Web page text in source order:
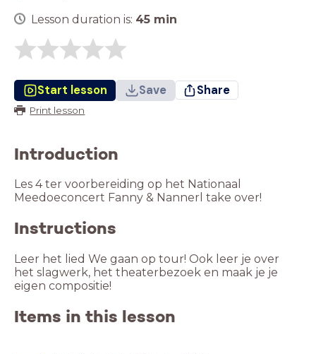
Lesson duration is: 45 min
Start lesson Save Share
Print lesson
Introduction
Les 4 ter voorbereiding op het Nationaal
Meedoeconcert Fanny & Nannerl take over!
Instructions
Leer het lied We gaan op tour! Ook leer je over
het slagwerk, het theaterbezoek en maak je je
eigen compositie!
Items in this lesson